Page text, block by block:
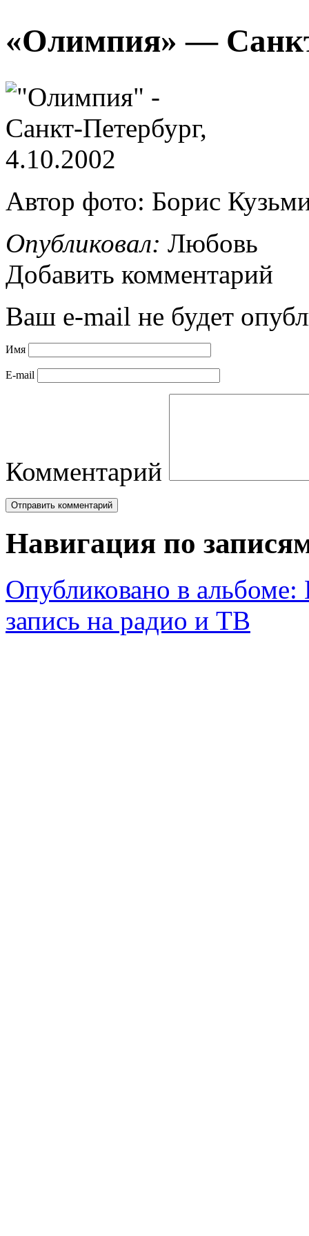
«Олимпия» —
Автор фото: Борис
Опубликовал: Любовь
Добавить комментарий
Ваш e-mail не будет
Имя
E-mail
Комментарий
Навигация по
Опубликовано в альбоме:
запись на радио и ТВ